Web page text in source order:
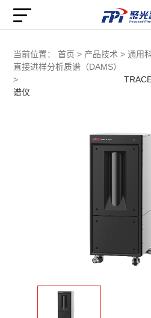
当前位置： 首页 > 产品技术 > 通用
直接进样分析质谱（DAMS）
>
谱仪